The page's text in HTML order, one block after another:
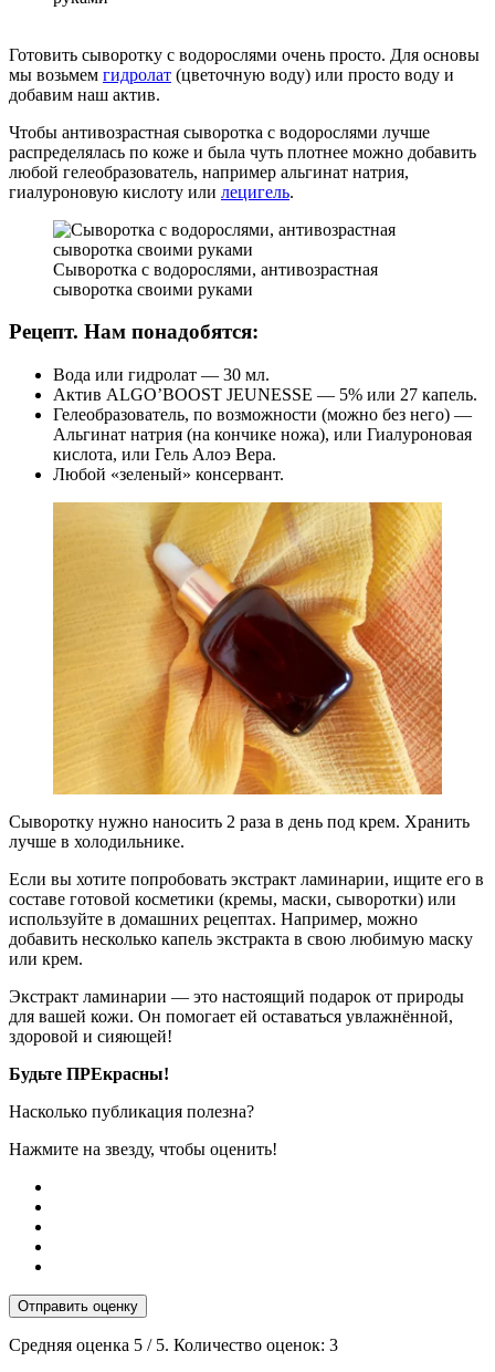
Готовить сыворотку с водорослями очень просто. Для основы
мы возьмем гидролат (цветочную воду) или просто воду и
добавим наш актив.
Чтобы антивозрастная сыворотка с водорослями лучше
распределялась по коже и была чуть плотнее можно добавить
любой гелеобразователь, например альгинат натрия,
гиалуроновую кислоту или лецигель.
Сыворотка с водорослями, антивозрастная
сыворотка своими руками
Рецепт. Нам понадобятся:
Вода или гидролат — 30 мл.
Актив ALGO’BOOST JEUNESSE — 5% или 27 капель.
Гелеобразователь, по возможности (можно без него) —
Альгинат натрия (на кончике ножа), или Гиалуроновая
кислота, или Гель Алоэ Вера.
Любой «зеленый» консервант.
Сыворотку нужно наносить 2 раза в день под крем. Хранить
лучше в холодильнике.
Если вы хотите попробовать экстракт ламинарии, ищите его в
составе готовой косметики (кремы, маски, сыворотки) или
используйте в домашних рецептах. Например, можно
добавить несколько капель экстракта в свою любимую маску
или крем.
Экстракт ламинарии — это настоящий подарок от природы
для вашей кожи. Он помогает ей оставаться увлажнённой,
здоровой и сияющей!
Будьте ПРЕкрасны!
Насколько публикация полезна?
Нажмите на звезду, чтобы оценить!
Отправить оценку
Средняя оценка 5 / 5. Количество оценок: 3